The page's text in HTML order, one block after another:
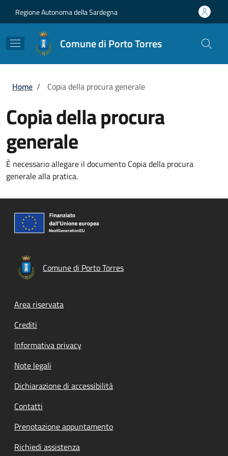
Regione Autonoma della Sardegna
Comune di Porto Torres
Briciole di pane
Home / Copia della procura generale
Copia della procura
generale
È necessario allegare il documento Copia della procura
generale alla pratica.
Comune di Porto Torres
Footer menu
Area riservata
Crediti
Informativa privacy
Note legali
Dichiarazione di accessibilità
Contatti
Prenotazione appuntamento
Richiedi assistenza